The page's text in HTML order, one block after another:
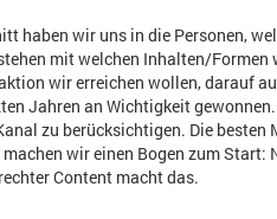
haben wir uns in die Personen,
mit welchen Inhalten/
wir erreichen wollen, darauf
Jahren an Wichtigkeit
zu berücksichtigen. Die
wir einen Bogen zum
Content macht das.